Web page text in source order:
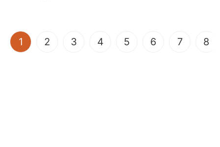
1 (current)
2 3 4 5 6 7 8